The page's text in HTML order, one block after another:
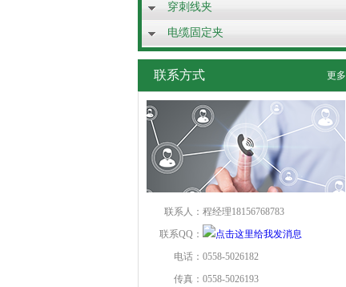
穿刺线夹
电缆固定夹
更多
联系方式
联系人： 程经理18156768783
联系QQ：
电话： 0558-5026182
传真： 0558-5026193